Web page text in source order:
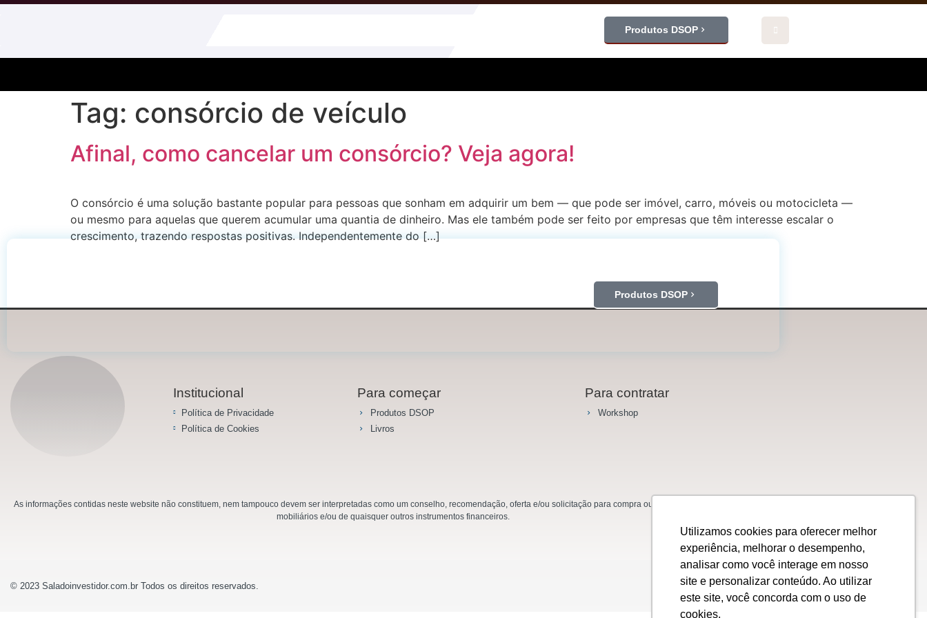
Utilizamos cookies para oferecer melhor
experiência, melhorar o desempenho,
analisar como você interage em nosso
site e personalizar conteúdo. Ao utilizar
este site, você concorda com o uso de
cookies.
Produtos DSOP
Tag: consórcio de veículo
Afinal, como cancelar um consórcio? Veja agora!
O consórcio é uma solução bastante popular para pessoas que sonham em adquirir um bem — que pode ser imóvel, carro, móveis ou motocicleta —
ou mesmo para aquelas que querem acumular uma quantia de dinheiro. Mas ele também pode ser feito por empresas que têm interesse escalar o
crescimento, trazendo respostas positivas. Independentemente do […]
Produtos DSOP
Institucional
Política de Privacidade
Política de Cookies
Para começar
Produtos DSOP
Livros
Para contratar
Workshop
As informações contidas neste website não constituem, nem tampouco devem ser interpretadas como um conselho, recomendação, oferta e/ou solicitação para compra ou venda de ações, títulos, valores
mobiliários e/ou de quaisquer outros instrumentos financeiros.
© 2023 Saladoinvestidor.com.br Todos os direitos reservados.